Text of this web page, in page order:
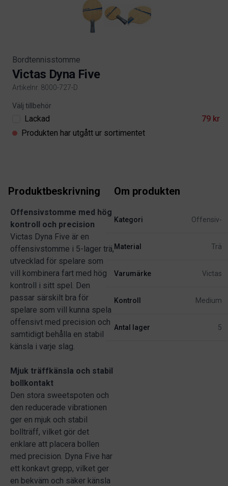
Bordtennisstomme
Victas Dyna Five
Artikelnr. 8000-727-D
Product information
Välj tillbehör
Lackad
79 kr
Produkten har utgått ur sortimentet
Produktbeskrivning
Offensivstomme med hög
kontroll och precision
Victas Dyna Five är en
offensivstomme i 5-lager trä,
utvecklad för spelare som
vill kombinera fart med hög
kontroll i sitt spel. Den
passar särskilt bra för
spelare som vill kunna spela
offensivt med precision och
samtidigt behålla en stabil
känsla i varje slag.
Mjuk träffkänsla och stabil
bollkontakt
Den stora sweetspoten och
den reducerade vibrationen
ger en mjuk och stabil
bollträff, vilket gör det
enklare att placera bollen
med precision. Dyna Five har
ett konkavt grepp, vilket ger
en bekväm och säker känsla
Om produkten
Kategori Offensiv-
Material Trä
Varumärke Victas
Kontroll Medium
Antal lager 5